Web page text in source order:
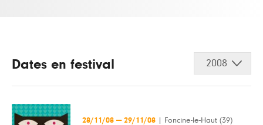
Dates en festival 2008
28/11/08 — 29/11/08 Foncine-le-Haut (39)